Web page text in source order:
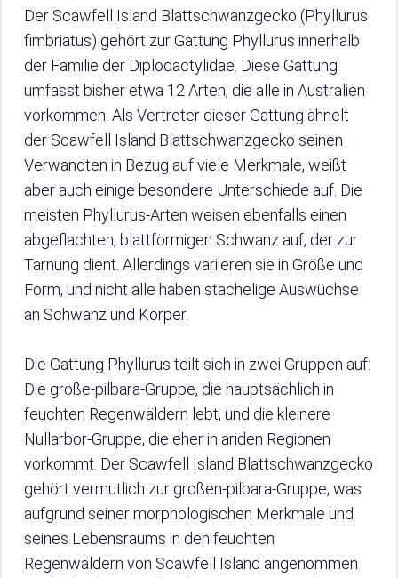
Der Scawfell Island Blattschwanzgecko (Phyllurus
fimbriatus) gehört zur Gattung Phyllurus innerhalb
der Familie der Diplodactylidae. Diese Gattung
umfasst bisher etwa 12 Arten, die alle in Australien
vorkommen. Als Vertreter dieser Gattung ähnelt
der Scawfell Island Blattschwanzgecko seinen
Verwandten in Bezug auf viele Merkmale, weißt
aber auch einige besondere Unterschiede auf. Die
meisten Phyllurus-Arten weisen ebenfalls einen
abgeflachten, blattförmigen Schwanz auf, der zur
Tarnung dient. Allerdings variieren sie in Größe und
Form, und nicht alle haben stachelige Auswüchse
an Schwanz und Körper.
Die Gattung Phyllurus teilt sich in zwei Gruppen auf:
Die große-pilbara-Gruppe, die hauptsächlich in
feuchten Regenwäldern lebt, und die kleinere
Nullarbor-Gruppe, die eher in ariden Regionen
vorkommt. Der Scawfell Island Blattschwanzgecko
gehört vermutlich zur großen-pilbara-Gruppe, was
aufgrund seiner morphologischen Merkmale und
seines Lebensraums in den feuchten
Regenwäldern von Scawfell Island angenommen